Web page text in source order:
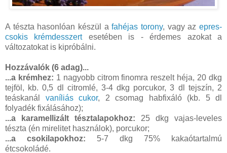
A tészta hasonlóan készül afahéjas torony, vagy azepres-
csokis krémdesszertesetében is - érdemes azokat a
változatokat is kipróbálni.
Hozzávalók (6 adag)...
...a krémhez: 1 nagyobb citrom finomra reszelt héja, 20 dkg
tejföl, kb. 0,5 dl citromlé, 3-4 dkg porcukor, 3 dl tejszín, 2
teáskanál vaníliás cukor, 2 csomag habfixáló (kb. 5 dl
folyadék fixálásához);
...a karamellizált tésztalapokhoz: 25 dkg vajas-leveles
tészta (én mirelitet használok), porcukor;
...a csokilapokhoz: 5-7 dkg 75% kakaótartalmú
étcsokoládé.